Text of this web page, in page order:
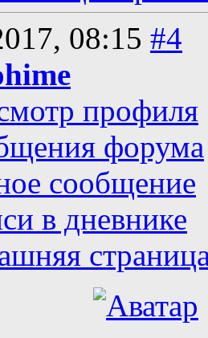
08:15 #4
профиля
форума
сообщение
в дневнике